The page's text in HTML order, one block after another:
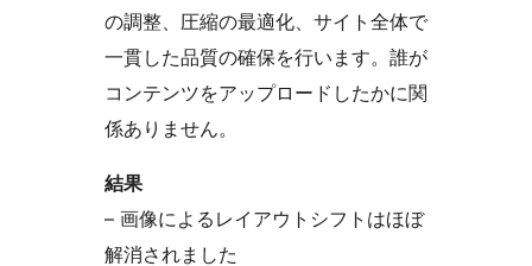
の調整、圧縮の最適化、サイト全体で
一貫した品質の確保を行います。誰が
コンテンツをアップロードしたかに関
係ありません。
結果
– 画像によるレイアウトシフトはほぼ
解消されました